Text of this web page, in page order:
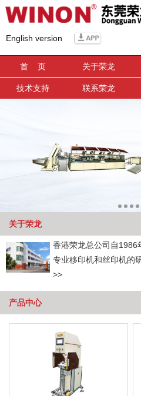
English version
首 页 关于荣龙
技术支持 联系荣龙
关于荣龙
香港荣龙总公司自1986
专业移印机和丝印机的
>>
产品中心
信息搜索